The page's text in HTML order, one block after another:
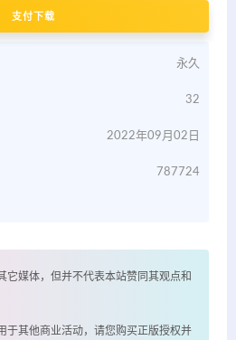
支付下载
永久
32
2022年09月02日
787724
它媒体，但并不代表本站赞同其观点和
于其他商业活动，请您购买正版授权并